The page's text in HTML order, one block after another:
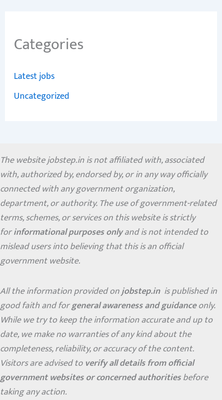
Categories
Latest jobs
Uncategorized
The website jobstep.in is not affiliated with, associated
with, authorized by, endorsed by, or in any way officially
connected with any government organization,
department, or authority. The use of government-related
terms, schemes, or services on this website is strictly
forinformational purposes onlyand is not intended to
mislead users into believing that this is an official
government website.
All the information provided onjobstep.in is published in
good faith and forgeneral awareness and guidanceonly.
While we try to keep the information accurate and up to
date, we make no warranties of any kind about the
completeness, reliability, or accuracy of the content.
Visitors are advised toverify all details from official
government websites or concerned authoritiesbefore
taking any action.